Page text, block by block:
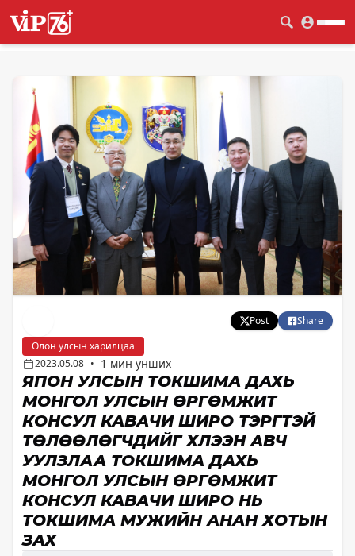
Post
Share
Олон улсын харилцаа
2023.05.08 • 1 мин унших
ЯПОН УЛСЫН ТОКҮШИМА ДАХЬ
МОНГОЛ УЛСЫН ӨРГӨМЖИТ
КОНСУЛ КАВАҮЧИ ШИРО ТЭРГҮҮТЭЙ
ТӨЛӨӨЛӨГЧДИЙГ ХҮЛЭЭН АВЧ
УУЛЗЛАА ТОКҮШИМА ДАХЬ
МОНГОЛ УЛСЫН ӨРГӨМЖИТ
КОНСУЛ КАВАҮЧИ ШИРО НЬ
ТОКҮШИМА МУЖИЙН АНАН ХОТЫН
ЗАХ